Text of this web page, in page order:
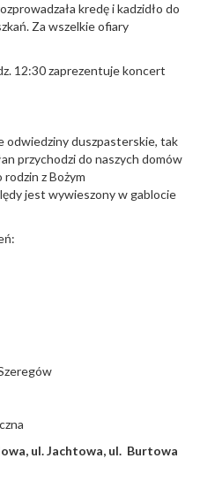
kredę i kadzidło do
Za wszelkie ofiary
12:30 zaprezentuje koncert
odwiedziny duszpasterskie, tak
przychodzi do naszych domów
z Bożym
jest wywieszony w gablocie
ul. Jachtowa, ul. Burtowa